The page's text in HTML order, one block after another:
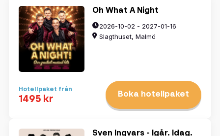
Oh What A Night
2026-10-02 - 2027-01-16
Slagthuset, Malmö
Hotellpaket från
1495 kr Boka hotellpaket
Sven Ingvars - Igår. Idag.